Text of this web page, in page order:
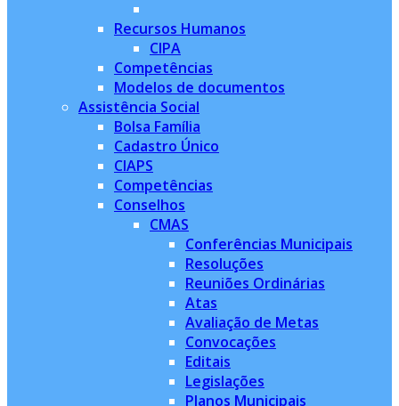
Recursos Humanos
CIPA
Competências
Modelos de documentos
Assistência Social
Bolsa Família
Cadastro Único
CIAPS
Competências
Conselhos
CMAS
Conferências Municipais
Resoluções
Reuniões Ordinárias
Atas
Avaliação de Metas
Convocações
Editais
Legislações
Planos Municipais